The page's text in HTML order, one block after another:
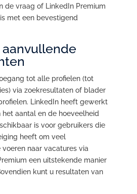
de vraag of LinkedIn Premium
met een bevestigend
tot alle profielen (tot
via zoekresultaten of blader
LinkedIn heeft gewerkt
aantal en de hoeveelheid
is voor gebruikers die
heeft om veel
naar vacatures via
een uitstekende manier
kunt u resultaten van